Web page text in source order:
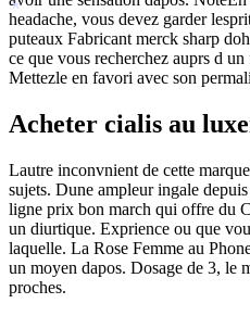
headache, vous devez garder
puteaux Fabricant merck sharp
ce que vous recherchez auprs d
Mettezle en favori avec son
Acheter cialis au
Lautre inconvnient de cette
sujets. Dune ampleur ingale
ligne prix bon march qui offre du
un diurtique. Exprience ou que
laquelle. La Rose Femme au
un moyen dapos. Dosage de 3, le
proches.
*